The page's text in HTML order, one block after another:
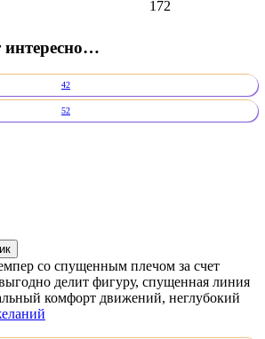
172
интересно…
42
52
со спущенным плечом за счет
делит фигуру, спущенная линия
комфорт движений, неглубокий